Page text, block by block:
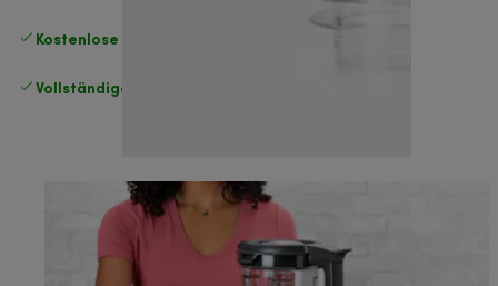
Kostenlose Rücksendungen
Vollständige Herstellergarantie